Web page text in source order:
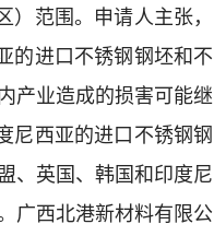
范围。 申请人主张，
的进口不锈钢钢坯和不
产业造成的损害可能继
尼西亚的进口不锈钢钢
英国、 韩国和印度尼
广西北港新材料有限公